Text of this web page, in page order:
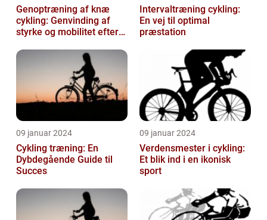
Genoptræning af knæ
cykling: Genvinding af
styrke og mobilitet efter
Intervaltræning cykling:
En vej til optimal
præstation
09 januar 2024
Cykling træning: En
Dybdegående Guide til
Succes
09 januar 2024
Verdensmester i cykling:
Et blik ind i en ikonisk
sport